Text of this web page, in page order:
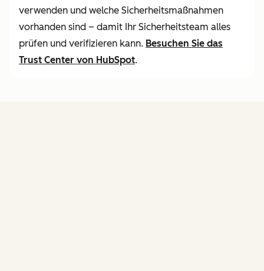
verwenden und welche Sicherheitsmaßnahmen
vorhanden sind – damit Ihr Sicherheitsteam alles
prüfen und verifizieren kann. Besuchen Sie das
Trust Center von HubSpot.